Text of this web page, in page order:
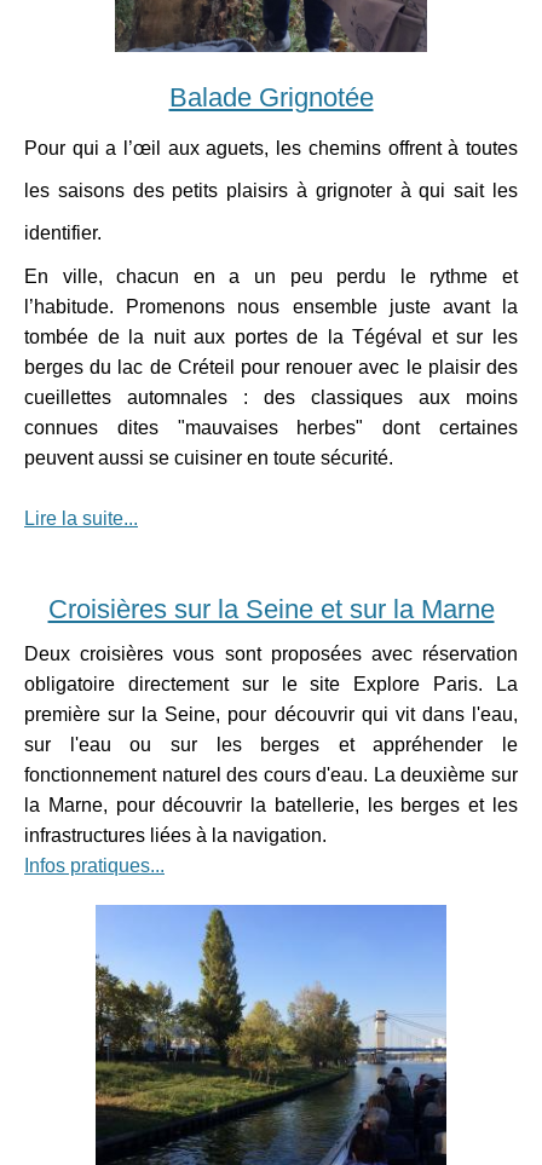
Balade Grignotée
Pour qui a l’œil aux aguets, les chemins offrent à toutes
les saisons des petits plaisirs à grignoter à qui sait les
identifier.
En ville, chacun en a un peu perdu le rythme et
l’habitude. Promenons nous ensemble juste avant la
tombée de la nuit aux portes de la Tégéval et sur les
berges du lac de Créteil pour renouer avec le plaisir des
cueillettes automnales : des classiques aux moins
connues dites "mauvaises herbes" dont certaines
peuvent aussi se cuisiner en toute sécurité.
Lire la suite...
Croisières sur la Seine et sur la Marne
Deux croisières vous sont proposées avec réservation
obligatoire directement sur le site Explore Paris. La
première sur la Seine, pour découvrir qui vit dans l'eau,
sur l'eau ou sur les berges et appréhender le
fonctionnement naturel des cours d'eau. La deuxième sur
la Marne, pour découvrir la batellerie, les berges et les
infrastructures liées à la navigation.
Infos pratiques...